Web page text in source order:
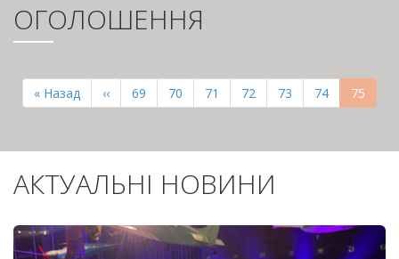
ОГОЛОШЕННЯ
СТОРІНКИ
Перша
сторінка
« Назад
Попередня
сторінка
‹‹ Page
69 Page
70 Page
71 Page
72 Page
73 Page
74 75
АКТУАЛЬНІ НОВИНИ